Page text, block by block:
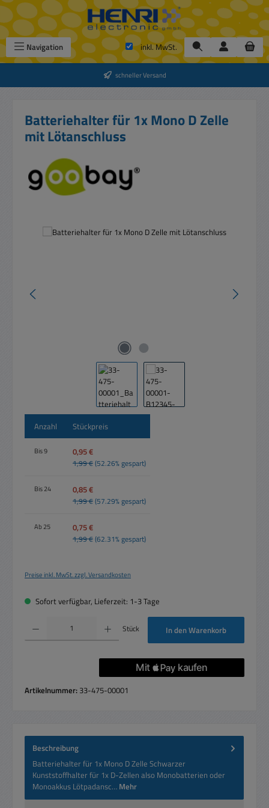
Zum Hauptinhalt springen
Navigation inkl. MwSt.
schneller Versand
Batteriehalter für 1x Mono D Zelle
mit Lötanschluss
Bildergalerie überspringen
Anzahl Stückpreis
Bis9 0,95 €
1,99 €(52.26% gespart)
Bis24 0,85 €
1,99 €(57.29% gespart)
Ab 25 0,75 €
1,99 €(62.31% gespart)
Preise inkl. MwSt. zzgl. Versandkosten
Sofort verfügbar, Lieferzeit: 1-3 Tage
Produkt Anzahl: Gib den gewünschten Wert ein oder benutze die Schaltflächen um
Stück In den Warenkorb
Artikelnummer: 33-475-00001
Beschreibung
Batteriehalter für 1x Mono D Zelle Schwarzer
Kunststoffhalter für 1x D-Zellen also Monobatterien oder
Monoakkus Lötpadansc… Mehr